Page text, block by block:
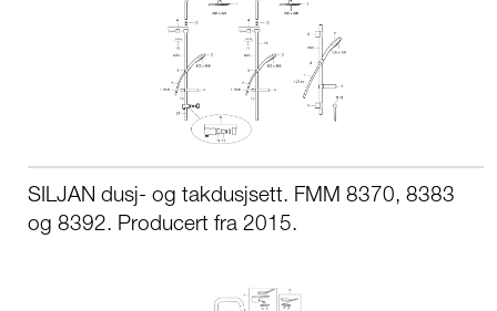
SILJAN dusj- og takdusjsett. FMM 8370, 8383
og 8392. Producert fra 2015.